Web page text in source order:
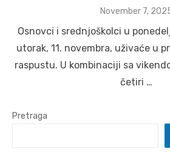
Posted
November 7,
Osnovci i srednjoškolci u
utorak, 11. novembra, uživaće u
raspustu. U kombinaciji sa
četiri …
Pretraga